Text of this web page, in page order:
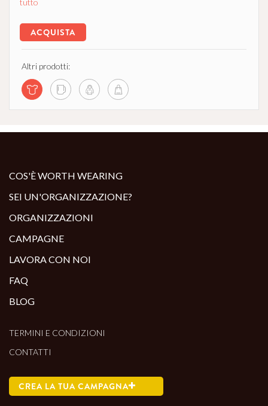
tutto
ACQUISTA
Altri prodotti:
COS'È WORTH WEARING
SEI UN'ORGANIZZAZIONE?
ORGANIZZAZIONI
CAMPAGNE
LAVORA CON NOI
FAQ
BLOG
TERMINI E CONDIZIONI
CONTATTI
CREA LA TUA CAMPAGNA